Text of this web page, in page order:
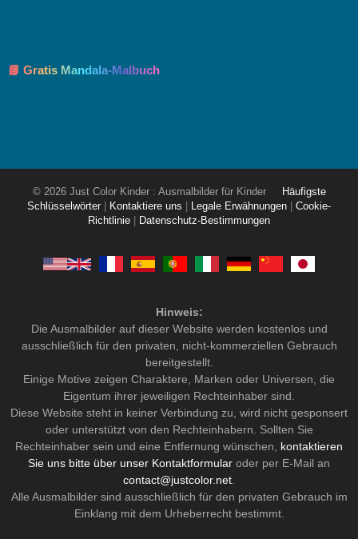
📘 Gratis Mandala-Malbuch
© 2026 Just Color Kinder : Ausmalbilder für Kinder
Häufigste
Schlüsselwörter
Kontaktiere uns Legale Erwähnungen
Cookie-
Richtlinie
Datenschutz-Bestimmungen
Hinweis:
Die Ausmalbilder auf dieser Website werden kostenlos und
ausschließlich für den privaten, nicht-kommerziellen Gebrauch
bereitgestellt.
Einige Motive zeigen Charaktere, Marken oder Universen, die
Eigentum ihrer jeweiligen Rechteinhaber sind.
Diese Website steht in keiner Verbindung zu, wird nicht gesponsert
oder unterstützt von den Rechteinhabern. Sollten Sie
Rechteinhaber sein und eine Entfernung wünschen, kontaktieren
Sie uns bitte über unser Kontaktformular oder per E-Mail an
contact@justcolor.net
Alle Ausmalbilder sind ausschließlich für den privaten Gebrauch im
Einklang mit dem Urheberrecht bestimmt.